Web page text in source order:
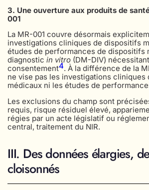
3. Une ouverture aux produits de
001
La MR-001 couvre désormais
investigations cliniques de dispositifs
études de performances de dispositifs
diagnostic in vitro (DM-DIV)
consentement4. À la différence de la
ne vise pas les investigations cliniques
médicaux ni les études de
Les exclusions du champ sont
requis, risque résiduel élevé,
régies par un acte législatif ou
central, traitement du NIR.
III. Des données élargies,
cloisonnés